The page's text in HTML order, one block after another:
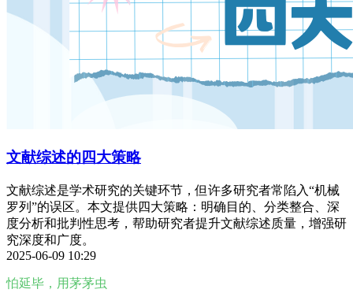
文献综述的四大策略
文献综述是学术研究的关键环节，但许多研究者常陷入“机械
罗列”的误区。本文提供四大策略：明确目的、分类整合、深
度分析和批判性思考，帮助研究者提升文献综述质量，增强研
究深度和广度。
2025-06-09 10:29
怕延毕，用茅茅虫